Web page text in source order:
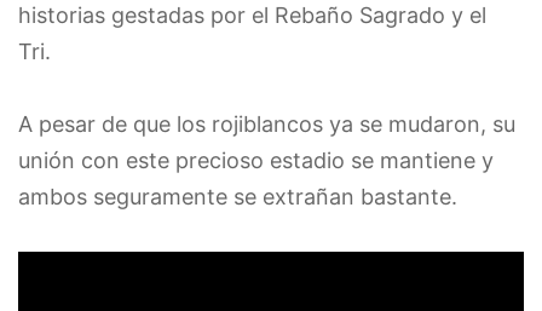
historias gestadas por el Rebaño Sagrado y el
Tri.
A pesar de que los rojiblancos ya se mudaron, su
unión con este precioso estadio se mantiene y
ambos seguramente se extrañan bastante.